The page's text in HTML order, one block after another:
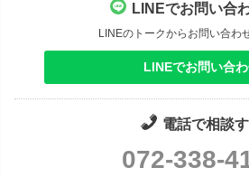
LINEでお問い合
LINEのトークからお問い合わ
LINEでお問い合
電話で相談
072-338-